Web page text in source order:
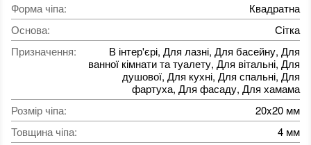
Форма чіпа:
Квадратна
Основа:
Сітка
Призначення:
В інтер'єрі, Для лазні, Для басейну, Для
ванної кімнати та туалету, Для вітальні, Для
душової, Для кухні, Для спальні, Для
фартуха, Для фасаду, Для хамама
Розмір чіпа:
20x20 мм
Товщина чіпа:
4 мм